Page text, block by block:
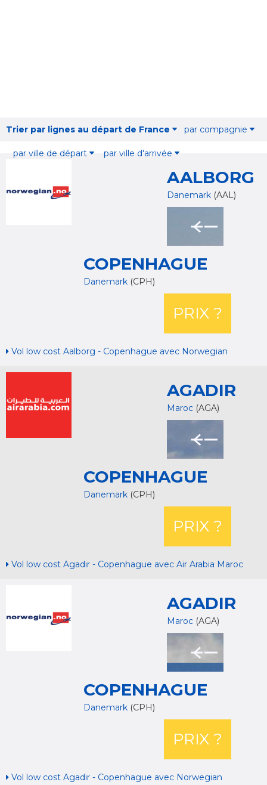
Trier par lignes au départ de France par compagnie
par ville de départ par ville d'arrivée
AALBORG
Danemark (AAL)
COPENHAGUE
Danemark (CPH)
PRIX ?
Vol low cost Aalborg - Copenhague avec Norwegian
AGADIR
Maroc (AGA)
COPENHAGUE
Danemark (CPH)
PRIX ?
Vol low cost Agadir - Copenhague avec Air Arabia Maroc
AGADIR
Maroc (AGA)
COPENHAGUE
Danemark (CPH)
PRIX ?
Vol low cost Agadir - Copenhague avec Norwegian